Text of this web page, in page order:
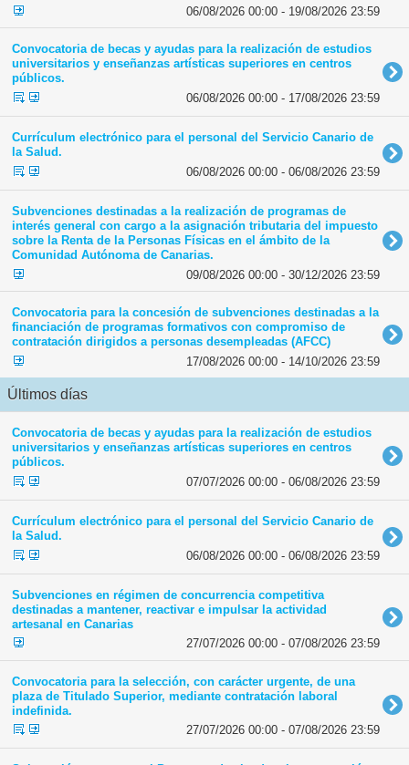
06/08/2026 00:00 - 19/08/2026 23:59
Convocatoria de becas y ayudas para la realización de estudios
universitarios y enseñanzas artísticas superiores en centros
públicos.
06/08/2026 00:00 - 17/08/2026 23:59
Currículum electrónico para el personal del Servicio Canario de
la Salud.
06/08/2026 00:00 - 06/08/2026 23:59
Subvenciones destinadas a la realización de programas de
interés general con cargo a la asignación tributaria del impuesto
sobre la Renta de la Personas Físicas en el ámbito de la
Comunidad Autónoma de Canarias.
09/08/2026 00:00 - 30/12/2026 23:59
Convocatoria para la concesión de subvenciones destinadas a la
financiación de programas formativos con compromiso de
contratación dirigidos a personas desempleadas (AFCC)
17/08/2026 00:00 - 14/10/2026 23:59
Últimos días
Convocatoria de becas y ayudas para la realización de estudios
universitarios y enseñanzas artísticas superiores en centros
públicos.
07/07/2026 00:00 - 06/08/2026 23:59
Currículum electrónico para el personal del Servicio Canario de
la Salud.
06/08/2026 00:00 - 06/08/2026 23:59
Subvenciones en régimen de concurrencia competitiva
destinadas a mantener, reactivar e impulsar la actividad
artesanal en Canarias
27/07/2026 00:00 - 07/08/2026 23:59
Convocatoria para la selección, con carácter urgente, de una
plaza de Titulado Superior, mediante contratación laboral
indefinida.
27/07/2026 00:00 - 07/08/2026 23:59